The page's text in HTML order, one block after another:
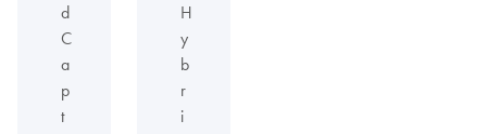
d
C
a
p
t
H
y
b
r
i